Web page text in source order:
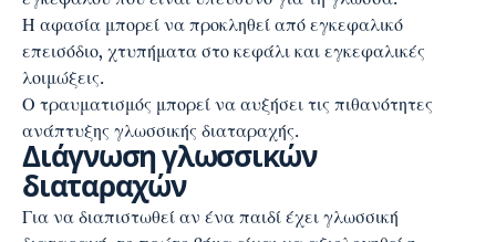
Η αφασία μπορεί να προκληθεί από εγκεφαλικό
επεισόδιο, χτυπήματα στο κεφάλι και εγκεφαλικές
λοιμώξεις.
Ο τραυματισμός μπορεί να αυξήσει τις πιθανότητες
ανάπτυξης γλωσσικής διαταραχής.
Διάγνωση γλωσσικών
διαταραχών
Για να διαπιστωθεί αν ένα παιδί έχει γλωσσική